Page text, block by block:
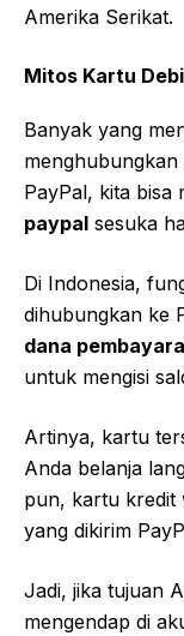
Amerika Serikat.
Mitos Kartu
Banyak yang
PayPal, kita bisa
paypal sesuka
Di Indonesia,
dihubungkan ke
dana
untuk mengisi
Artinya, kartu
Anda belanja
pun, kartu kredit
yang dikirim
Jadi, jika tujuan
mengendap di